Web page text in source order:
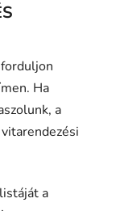
Ha
a
a